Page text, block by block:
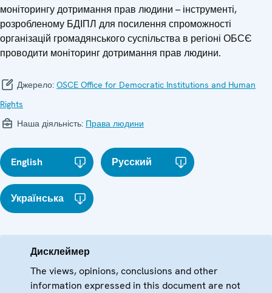
моніторингу дотримання прав людини – інструменті,
розробленому БДІПЛ для посилення спроможності
організацій громадянського суспільства в регіоні ОБСЄ
проводити моніторинг дотримання прав людини.
Джерело: OSCE Office for Democratic Institutions and Human
Rights
Наша діяльність: Права людини
English Русский
Українська
Дисклеймер
The views, opinions, conclusions and other
information expressed in this document are not